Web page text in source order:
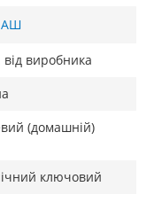
від виробника
(домашній)
ключовий